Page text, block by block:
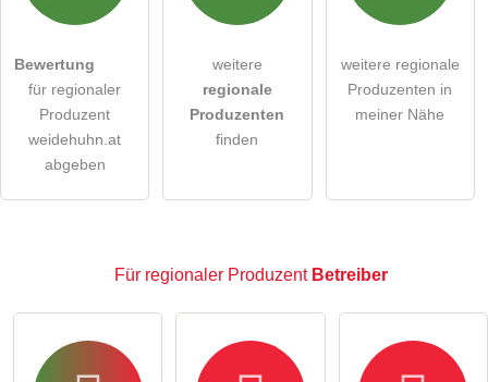
Die Datenschutzerklärunghabe ich zur Kenntnis genommen.
Hinweis: Bitte beachten Sie, öffentliche Fragen sind
alle Besucher sichtbar
Klicken Sie hier um eine
Bewertung
für regionaler
Produzent
weidehuhn.at
abgeben
weitere
regionale
Produzenten
finden
weitere regionale
Produzenten in
meiner Nähe
Für regionaler Produzent Betreiber